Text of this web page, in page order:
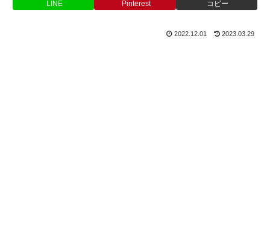
LINE Pinterest コピー
2022.12.01 2023.03.29